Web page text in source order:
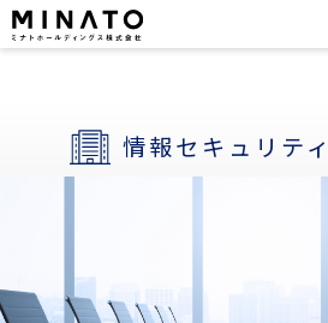
情報セキュリテ